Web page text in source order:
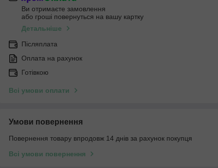
Ви отримаєте замовлення
або гроші повернуться на вашу картку
Детальніше
Післяплата
Оплата на рахунок
Готівкою
Всі умови оплати
Умови повернення
Повернення товару впродовж 14 днів за рахунок покупця
Всі умови повернення